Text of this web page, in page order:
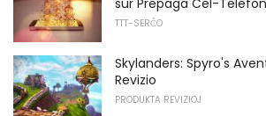
sur Prepaga Cel-
TTT-SERĈO
Skylanders: Spyro's
Revizio
PRODUKTA REVIZIOJ